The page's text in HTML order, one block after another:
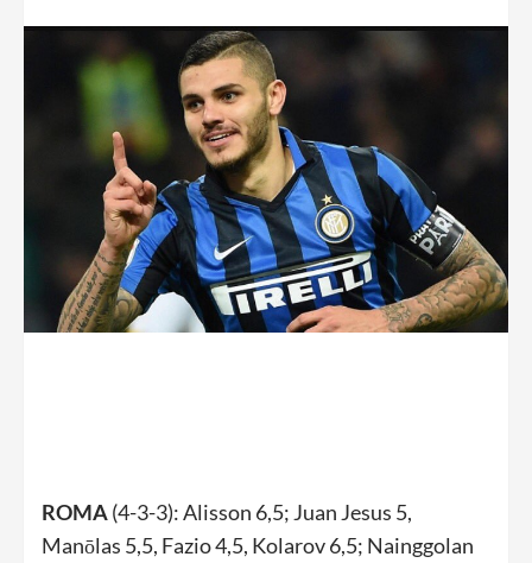
ROMA(4-3-3): Alisson 6,5; Juan Jesus 5,
Manōlas 5,5, Fazio 4,5, Kolarov 6,5; Nainggolan